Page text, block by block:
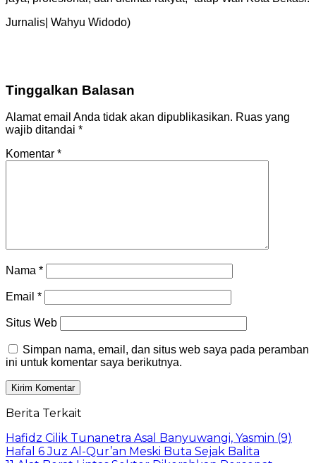
Jurnalis| Wahyu Widodo)
Tinggalkan Balasan
Alamat email Anda tidak akan dipublikasikan. Ruas yang
wajib ditandai *
Komentar *
Nama *
Email *
Situs Web
Simpan nama, email, dan situs web saya pada peramban
ini untuk komentar saya berikutnya.
Berita Terkait
Hafidz Cilik Tunanetra Asal Banyuwangi, Yasmin (9)
Hafal 6 Juz Al-Qur’an Meski Buta Sejak Balita